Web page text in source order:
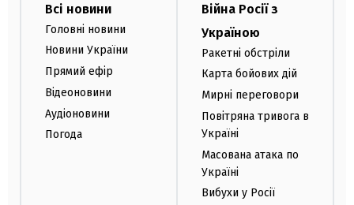
Всі новини
Головні новини
Новини України
Прямий ефір
Відеоновини
Аудіоновини
Погода
Війна Росії з
Україною
Ракетні обстріли
Карта бойових дій
Мирні переговори
Повітряна тривога в
Україні
Масована атака по
Україні
Вибухи у Росії